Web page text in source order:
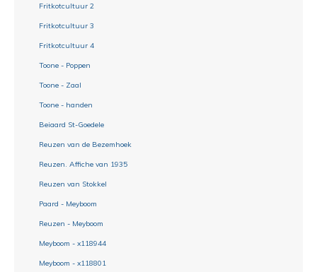
Fritkotcultuur 2
Fritkotcultuur 3
Fritkotcultuur 4
Toone - Poppen
Toone - Zaal
Toone - handen
Beiaard St-Goedele
Reuzen van de Bezemhoek
Reuzen. Affiche van 1935
Reuzen van Stokkel
Paard - Meyboom
Reuzen - Meyboom
Meyboom - x118944
Meyboom - x118801